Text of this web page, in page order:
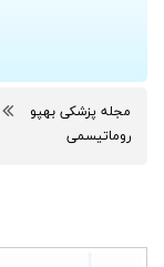
مجله پزشکی بهپو
روماتیسمی